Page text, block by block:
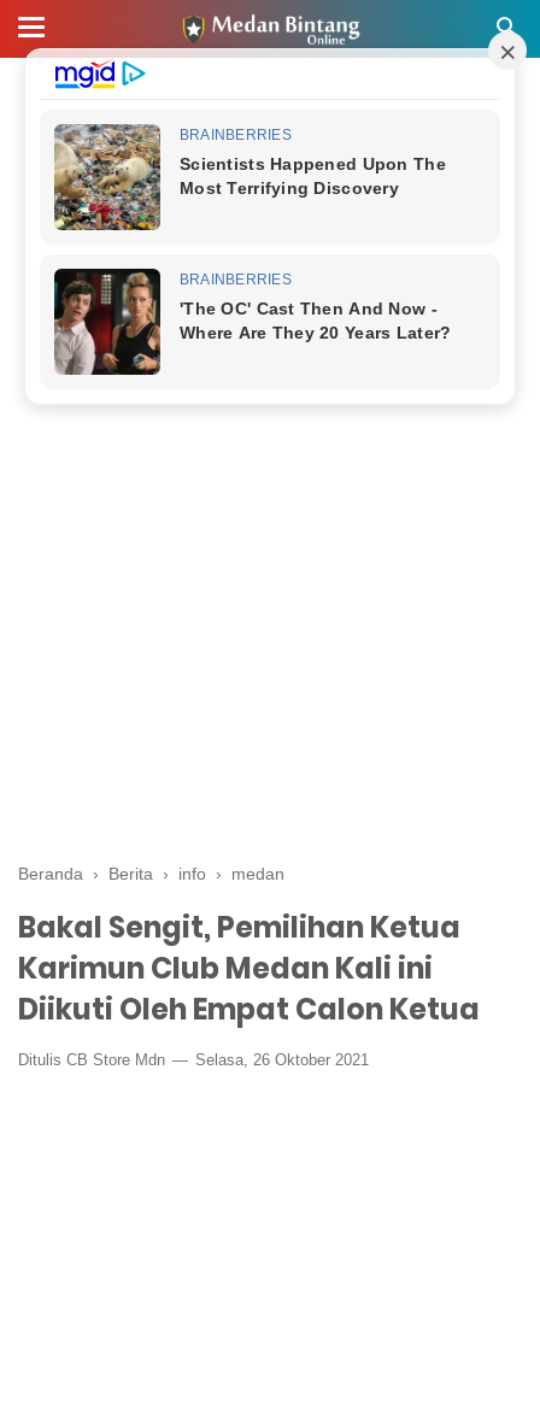
Beranda › Berita › info › medan
Bakal Sengit, Pemilihan Ketua
Karimun Club Medan Kali ini
Diikuti Oleh Empat Calon Ketua
Ditulis CB Store Mdn Selasa, 26 Oktober 2021